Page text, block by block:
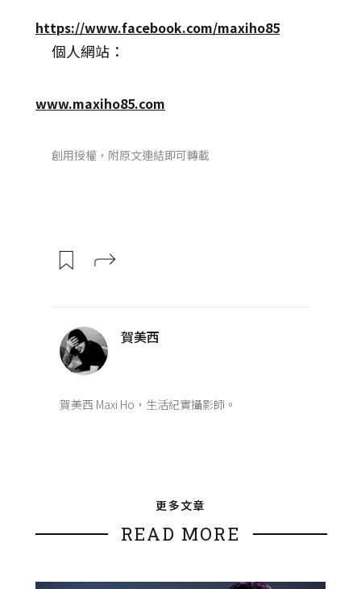
https://www.facebook.com/maxiho85
個人網站：
www.maxiho85.com
創用授權，附原文連結即可轉載
賀美西
賀美西 Maxi Ho，生活紀實攝影師。
更多文章
READ MORE